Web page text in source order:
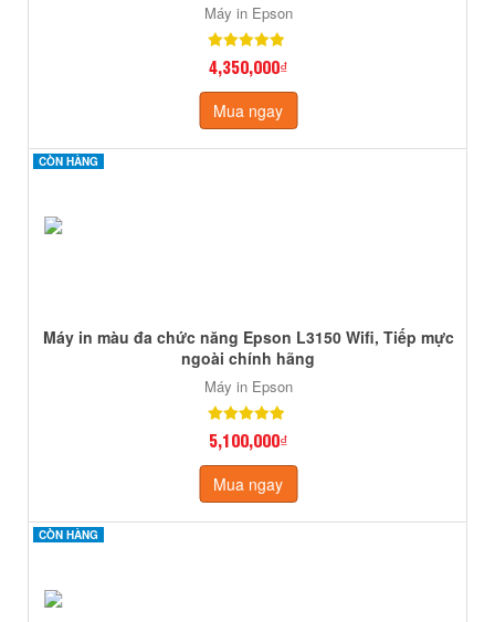
Máy in Epson
4,350,000₫
Mua ngay
CÒN HÀNG
CÒN HÀNG
Máy in màu đa chức năng Epson L3150 Wifi, Tiếp mực
ngoài chính hãng
Máy in Epson
5,100,000₫
Mua ngay
CÒN HÀNG
CÒN HÀNG